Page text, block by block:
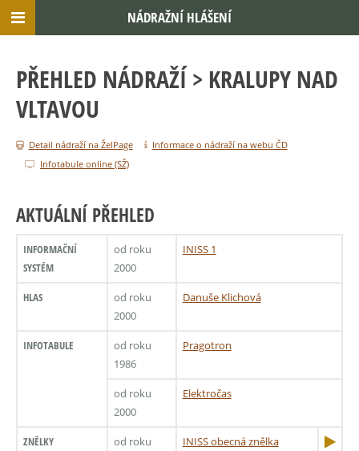
PŘEHLED NÁDRAŽÍ > KRALUPY NAD
VLTAVOU
Detail nádraží na ŽelPage
Informace o nádraží na webu ČD
Infotabule online (SŽ)
AKTUÁLNÍ PŘEHLED
INFORMAČNÍ
SYSTÉM
od roku
2000
INISS 1
HLAS
od roku
2000
Danuše Klichová
INFOTABULE
od roku
1986
Pragotron
od roku
2000
Elektročas
ZNĚLKY
od roku
INISS obecná znělka
NÁDRAŽNÍ HLÁŠENÍ